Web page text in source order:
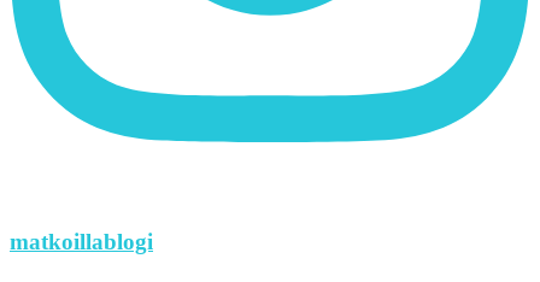
matkoillablogi